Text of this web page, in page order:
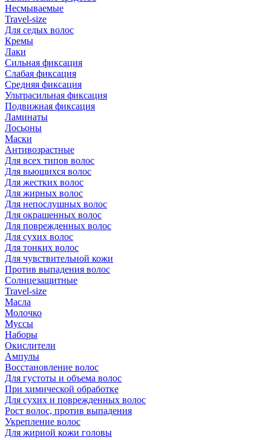
Несмываемые
Travel-size
Для седых волос
Кремы
Лаки
Сильная фиксация
Слабая фиксация
Средняя фиксация
Ультрасильная фиксация
Подвижная фиксация
Ламинаты
Лосьоны
Маски
Антивозрастные
Для всех типов волос
Для вьющихся волос
Для жестких волос
Для жирных волос
Для непослушных волос
Для окрашенных волос
Для поврежденных волос
Для сухих волос
Для тонких волос
Для чувствительной кожи
Против выпадения волос
Солнцезащитные
Travel-size
Масла
Молочко
Муссы
Наборы
Окислители
Ампулы
Восстановление волос
Для густоты и объема волос
При химической обработке
Для сухих и поврежденных волос
Рост волос, против выпадения
Укрепление волос
Для жирной кожи головы